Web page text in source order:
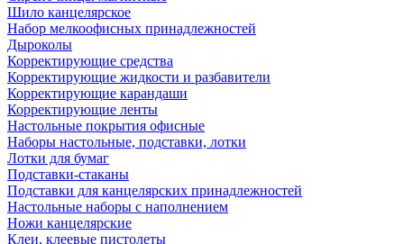
Шило канцелярское
Набор мелкоофисных принадлежностей
Дыроколы
Корректирующие средства
Корректирующие жидкости и разбавители
Корректирующие карандаши
Корректирующие ленты
Настольные покрытия офисные
Наборы настольные, подставки, лотки
Лотки для бумаг
Подставки-стаканы
Подставки для канцелярских принадлежностей
Настольные наборы с наполнением
Ножи канцелярские
Клеи, клеевые пистолеты